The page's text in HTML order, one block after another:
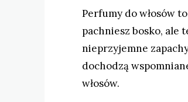
Perfumy do włosów
pachniesz bosko, ale
nieprzyjemne
dochodzą
włosów.